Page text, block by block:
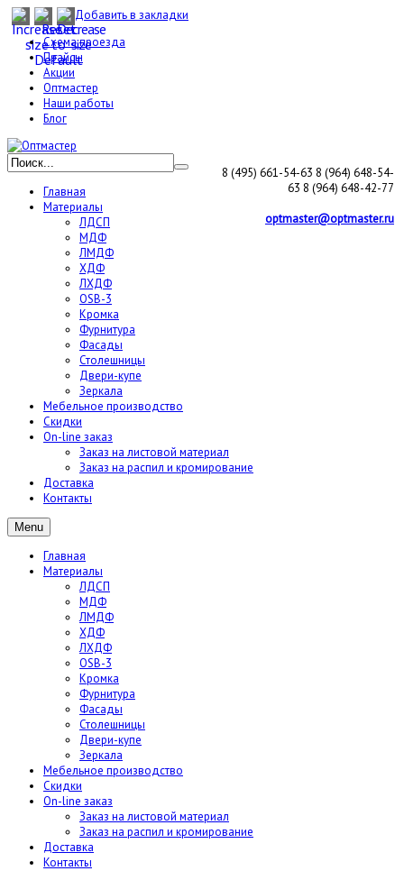
Добавить в закладки
Схема проезда
Прайсы
Акции
Оптмастер
Наши работы
Блог
8 (495) 661-54-63 8 (964) 648-54-
63 8 (964) 648-42-77
optmaster@optmaster.ru
Главная
Материалы
ЛДСП
МДФ
ЛМДФ
ХДФ
ЛХДФ
OSB-3
Кромка
Фурнитура
Фасады
Столешницы
Двери-купе
Зеркала
Мебельное производство
Скидки
On-line заказ
Заказ на листовой материал
Заказ на распил и кромирование
Доставка
Контакты
Menu
Главная
Материалы
ЛДСП
МДФ
ЛМДФ
ХДФ
ЛХДФ
OSB-3
Кромка
Фурнитура
Фасады
Столешницы
Двери-купе
Зеркала
Мебельное производство
Скидки
On-line заказ
Заказ на листовой материал
Заказ на распил и кромирование
Доставка
Контакты